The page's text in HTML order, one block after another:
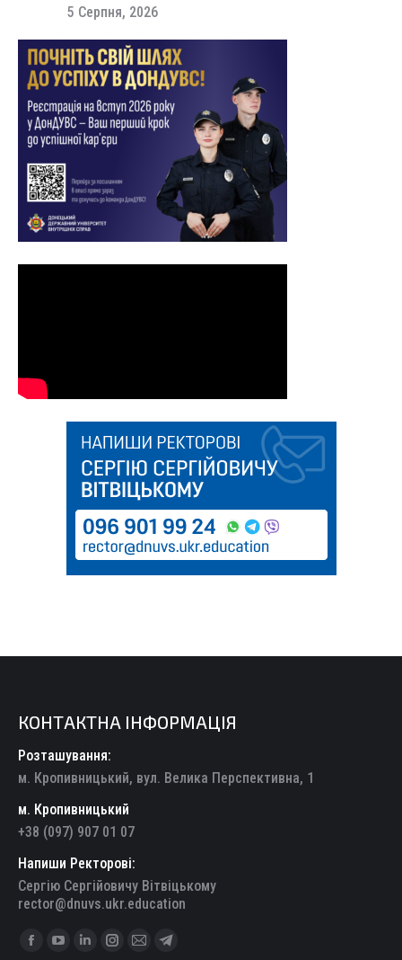
5 Серпня, 2026
КОНТАКТНА ІНФОРМАЦІЯ
Розташування:
м. Кропивницький, вул. Велика Перспективна, 1
м. Кропивницький
+38 (097) 907 01 07
Напиши Ректорові:
Сергію Сергійовичу Вітвіцькому
rector@dnuvs.ukr.education
Find us on:
Facebook
YouTubeLinkedinInstagram
Mail
Telegram